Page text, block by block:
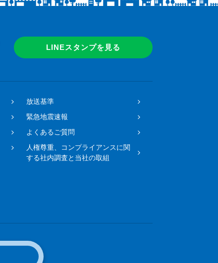
LINEスタンプを見る
放送基準
緊急地震速報
よくあるご質問
人権尊重、コンプライアンスに関
する社内調査と当社の取組